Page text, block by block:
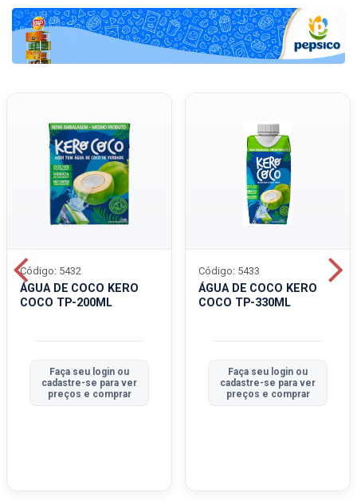
ÁGUA DE COCO KERO
COCO TP-200ML
Código: 5432
Faça seu login ou
cadastre-se para ver
preços e comprar
ÁGUA DE COCO KERO
COCO TP-330ML
Código: 5433
Faça seu login ou
cadastre-se para ver
preços e comprar